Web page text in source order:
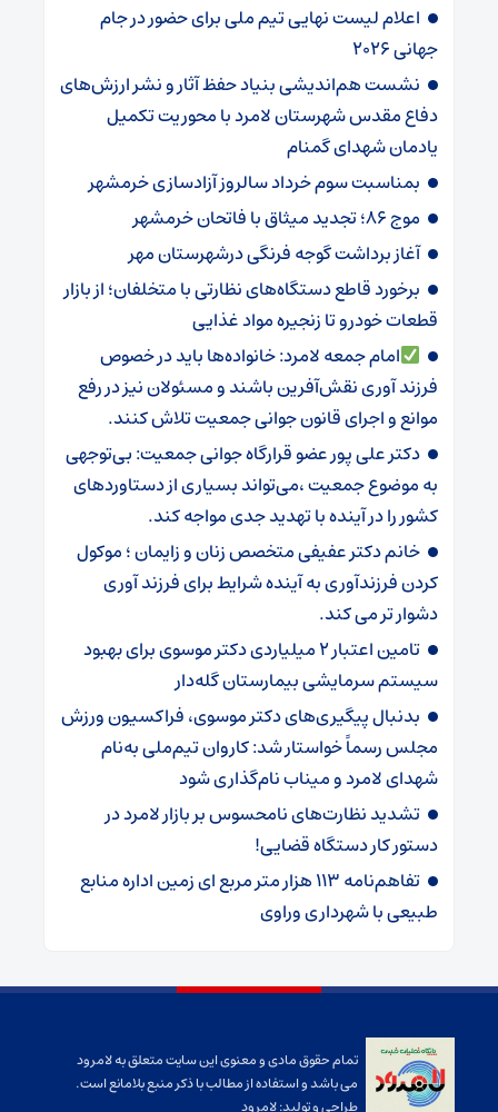
اعلام لیست نهایی تیم ملی برای حضور در جام
جهانی ۲۰۲۶ ‌
نشست هم‌اندیشی بنیاد حفظ آثار و نشر ارزش‌های
دفاع مقدس شهرستان لامرد با محوریت تکمیل
یادمان شهدای گمنام
بمناسبت سوم خرداد سالروز آزادسازی خرمشهر
موج ۸۶؛ تجدید میثاق با فاتحان خرمشهر
آغاز برداشت گوجه فرنگی درشهرستان مهر
برخورد قاطع دستگاه‌های نظارتی با متخلفان؛ از بازار
قطعات خودرو تا زنجیره مواد غذایی
امام جمعه لامرد: خانواده‌ها باید در خصوص
فرزند آوری نقش‌آفرین باشند و مسئولان نیز در رفع
موانع و اجرای قانون جوانی جمعیت تلاش کنند.
دکتر علی پور عضو قرارگاه جوانی جمعیت: بی‌توجهی
به موضوع جمعیت ،می‌تواند بسیاری از دستاوردهای
کشور را در آینده با تهدید جدی مواجه کند.
خانم دکتر عفیفی متخصص زنان و زایمان ؛ موکول
کردن فرزندآوری به آینده شرایط برای فرزند آوری
دشوار تر می کند.
تامین اعتبار ۲ میلیاردی دکتر موسوی برای بهبود
سیستم سرمایشی بیمارستان گله‌دار ‌
بدنبال پیگیری‌های دکتر موسوی، فراکسیون ورزش
مجلس رسماً خواستار شد: کاروان تیم‌ملی به‌نام
شهدای لامرد و میناب نام‌گذاری شود
تشدید نظارت‌های نامحسوس بر بازار لامرد در
دستور کار دستگاه قضایی!
تفاهم‌نامه ۱۱۳ هزار متر مربع ای زمین اداره منابع
طبیعی با شهرداری وراوی
تمام حقوق مادی و معنوی این سایت متعلق به لامرود
می باشد و استفاده از مطالب با ذکر منبع بلامانع است.
طراحی و تولید:لامرود